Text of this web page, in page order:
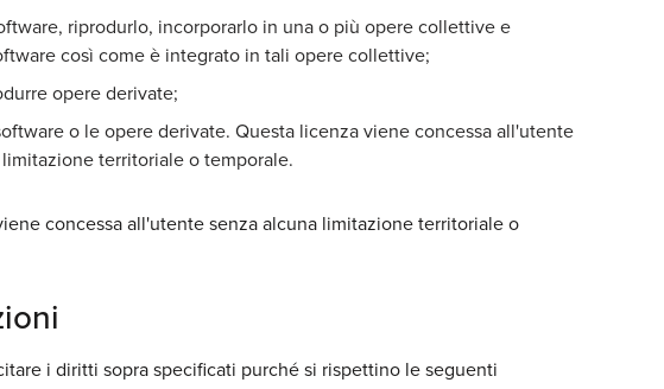
riprodurlo, incorporarlo in una o più opere collettive e
così come è integrato in tali opere collettive;
opere derivate;
o le opere derivate. Questa licenza viene concessa all'utente
territoriale o temporale.
concessa all'utente senza alcuna limitazione territoriale o
i diritti sopra specificati purché si rispettino le seguenti